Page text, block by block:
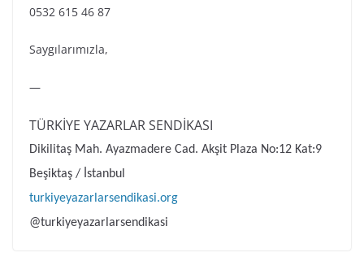
0532 615 46 87
Saygılarımızla,
—
TÜRKİYE YAZARLAR SENDİKASI
Dikilitaş Mah. Ayazmadere Cad. Akşit Plaza No:12 Kat:9
Beşiktaş / İstanbul
turkiyeyazarlarsendikasi.org
@turkiyeyazarlarsendikasi